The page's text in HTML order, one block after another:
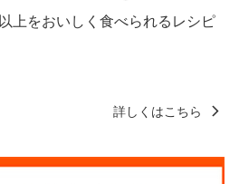
上をおいしく食べられるレシピ
詳しくはこちら